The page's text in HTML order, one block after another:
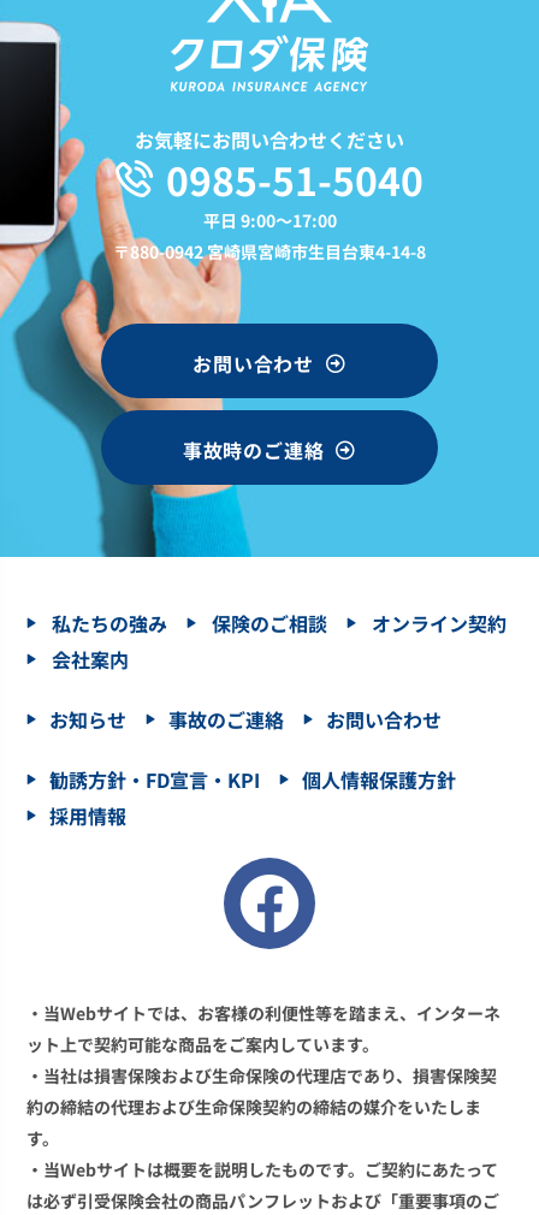
お気軽にお問い合わせください
0985-51-5040
平日 9:00〜17:00
〒880-0942 宮崎県宮崎市生目台東4-14-8
お問い合わせ
事故時のご連絡
私たちの強み 保険のご相談
オンライン契約
会社案内
お知らせ 事故のご連絡 お問い合わせ
勧誘方針・FD宣言・KPI
個人情報保護方針
採用情報
・当Webサイトでは、お客様の利便性等を踏まえ、インターネ
ット上で契約可能な商品をご案内しています。
・当社は損害保険および生命保険の代理店であり、損害保険契
約の締結の代理および生命保険契約の締結の媒介をいたしま
す。
・当Webサイトは概要を説明したものです。ご契約にあたって
は必ず引受保険会社の商品パンフレットおよび「重要事項のご